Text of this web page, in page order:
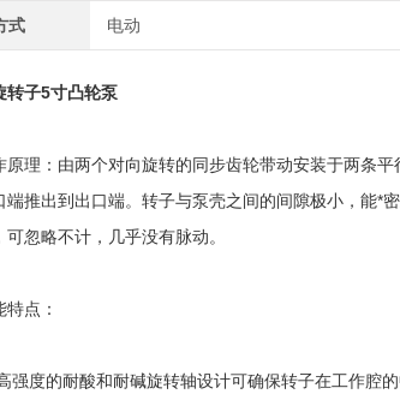
式 电动
转子5寸凸轮泵
：由两个对向旋转的同步齿轮带动安装于两条平
端推出到出口端。转子与泵壳之间的间隙极小，能*
可忽略不计，几乎没有脉动。
点：
度的耐酸和耐碱旋转轴设计可确保转子在工作腔的